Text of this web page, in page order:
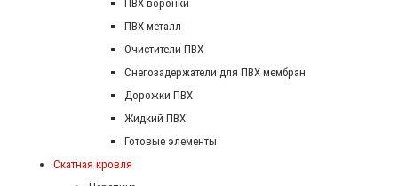
ПВХ воронки
ПВХ металл
Очистители ПВХ
Снегозадержатели для ПВХ мембран
Дорожки ПВХ
Жидкий ПВХ
Готовые элементы
Скатная кровля